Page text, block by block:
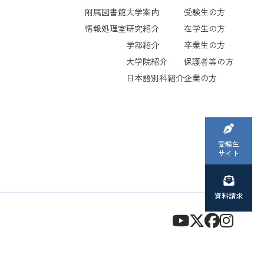
受験生
サイト
資料請求
附属図書館
情報処理室
大学案内
研究紹介
学部紹介
大学院紹介
日本語別科紹介
受験生の方
在学生の方
卒業生の方
保護者等の方
企業の方